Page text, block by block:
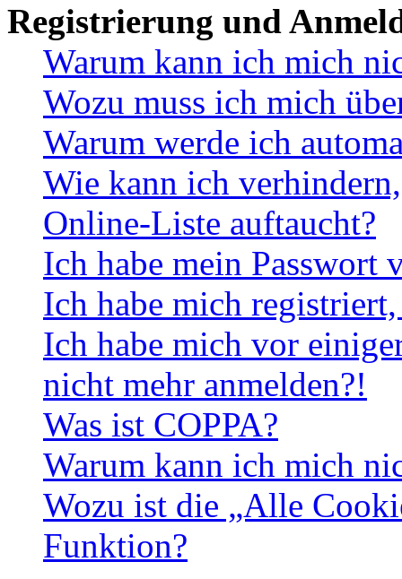
Registrierung und
Warum kann ich mich
Wozu muss ich mich
Warum werde ich
Wie kann ich
Online-Liste auftaucht?
Ich habe mein Passwort
Ich habe mich
Ich habe mich vor
nicht mehr anmelden?!
Was ist COPPA?
Warum kann ich mich
Wozu ist die „Alle
Funktion?